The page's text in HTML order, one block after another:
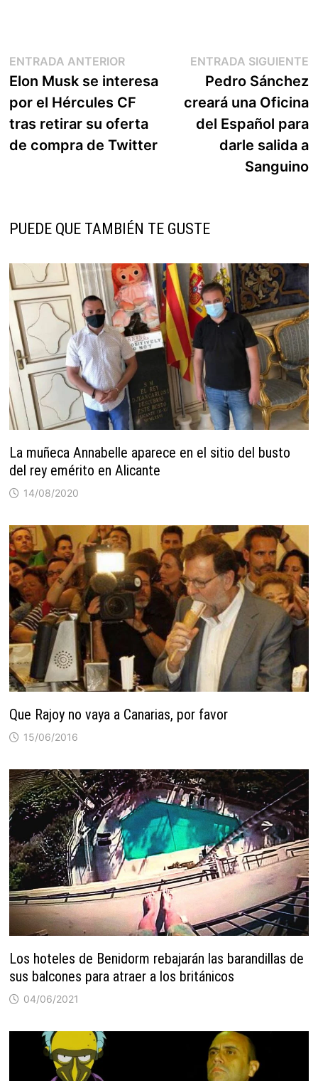
Navegación
de
entradas
ENTRADA ANTERIOREntrada
anterior:
Elon Musk se interesa
por el Hércules CF
tras retirar su oferta
de compra de Twitter
ENTRADA SIGUIENTE
Pedro Sánchez
creará una Oficina
del Español para
darle salida a
Sanguino
PUEDE QUE TAMBIÉN TE GUSTE
La muñeca Annabelle aparece en el sitio del busto
del rey emérito en Alicante
14/08/2020
Que Rajoy no vaya a Canarias, por favor
15/06/2016
Los hoteles de Benidorm rebajarán las barandillas de
sus balcones para atraer a los británicos
04/06/2021